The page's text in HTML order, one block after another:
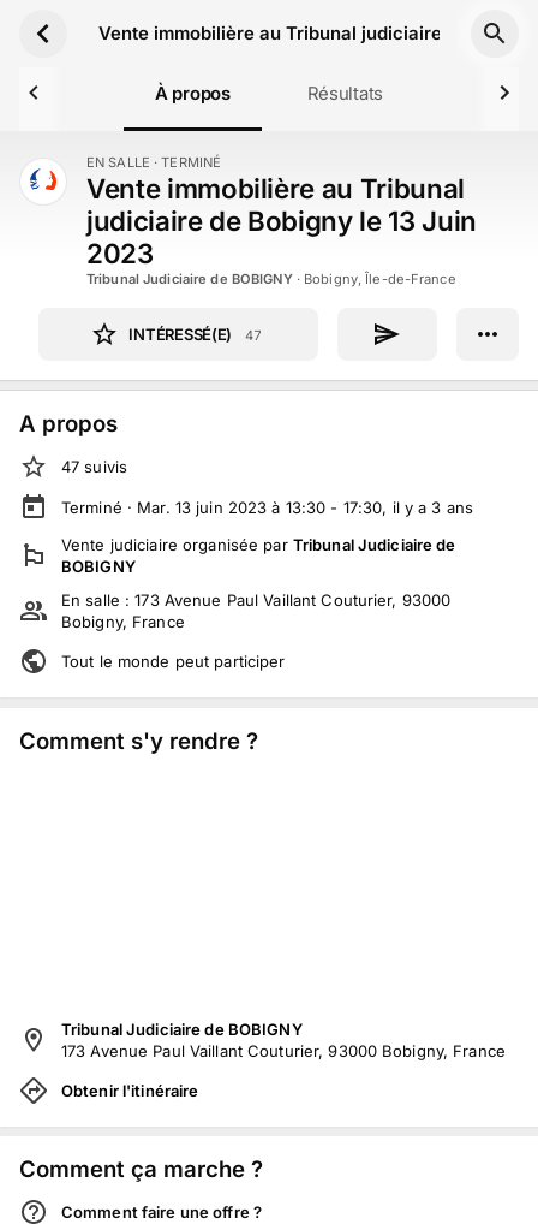
Vente immobilière au Tribunal judiciaire de
À propos Résultats
TERMINÉ EN SALLE · TERMINÉ
Vente immobilière au Tribunal
judiciaire de Bobigny le 13 Juin
2023
Tribunal Judiciaire de BOBIGNY· Bobigny, Île-de-France
INTÉRESSÉ(E) 47
A propos
47 suivis
Terminé · Mar. 13 juin 2023 à 13:30 - 17:30, il y a 3 ans
Vente judiciaire organisée par Tribunal Judiciaire de
BOBIGNY
En salle :173 Avenue Paul Vaillant Couturier, 93000
Bobigny, France
Tout le monde peut participer
Comment s'y rendre ?
Tribunal Judiciaire de BOBIGNY
173 Avenue Paul Vaillant Couturier, 93000 Bobigny, France
Obtenir l'itinéraire
Comment ça marche ?
Comment faire une offre ?